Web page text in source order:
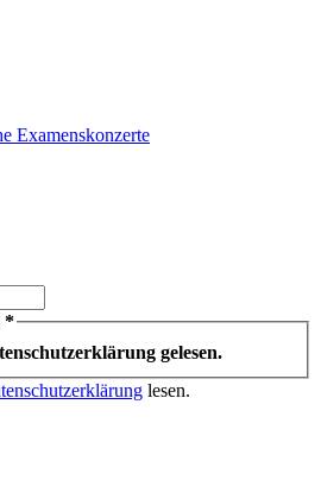
Examenskonzerte
*
gelesen.
lesen.